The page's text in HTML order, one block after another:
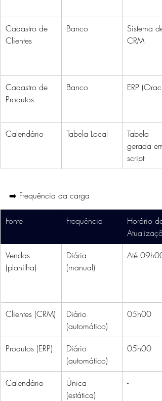
Cadastro de
Clientes
Banco
Sistema de
CRM
Cadastro de
Produtos
Banco ERP
Calendário Tabela Local
Tabela
gerada em
script
➡️ Frequência da carga
Fonte Frequência
Horário de
Atualização
Vendas
(planilha)
Diária
(manual)
Até 09h00
Clientes (CRM)
Diário
(automático)
05h00
Produtos (ERP)
Diário
(automático)
05h00
Calendário
Única
(estática)
-